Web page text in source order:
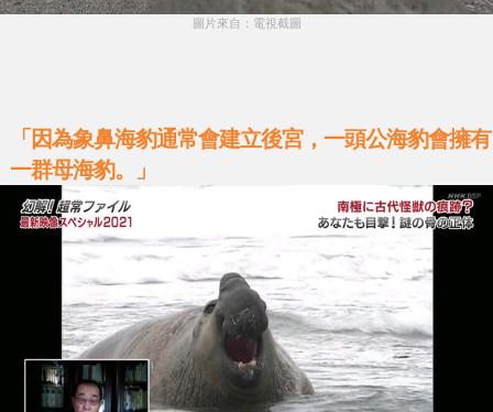
圖片來自：電視截圖
「因為象鼻海豹通常會建立後宮，一頭公海豹會擁有
一群母海豹。」